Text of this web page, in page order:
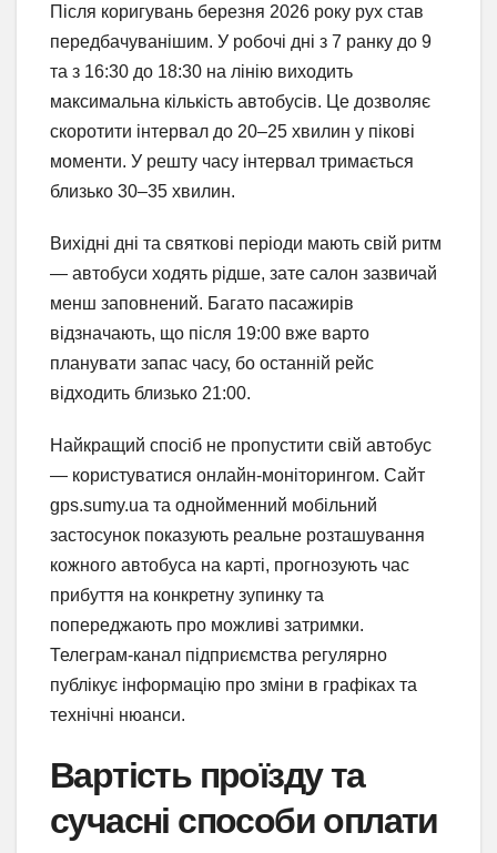
Після коригувань березня 2026 року рух став
передбачуванішим. У робочі дні з 7 ранку до 9
та з 16:30 до 18:30 на лінію виходить
максимальна кількість автобусів. Це дозволяє
скоротити інтервал до 20–25 хвилин у пікові
моменти. У решту часу інтервал тримається
близько 30–35 хвилин.
Вихідні дні та святкові періоди мають свій ритм
— автобуси ходять рідше, зате салон зазвичай
менш заповнений. Багато пасажирів
відзначають, що після 19:00 вже варто
планувати запас часу, бо останній рейс
відходить близько 21:00.
Найкращий спосіб не пропустити свій автобус
— користуватися онлайн-моніторингом. Сайт
gps.sumy.ua та однойменний мобільний
застосунок показують реальне розташування
кожного автобуса на карті, прогнозують час
прибуття на конкретну зупинку та
попереджають про можливі затримки.
Телеграм-канал підприємства регулярно
публікує інформацію про зміни в графіках та
технічні нюанси.
Вартість проїзду та
сучасні способи оплати